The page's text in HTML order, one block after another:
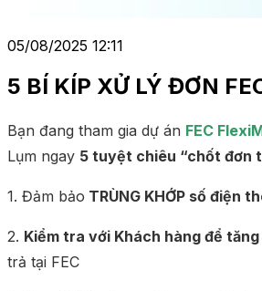
05/08/2025 12:11
5 BÍ KÍP XỬ LÝ ĐƠN
Bạn đang tham gia dự án FEC
Lụm ngay 5 tuyệt chiêu “chốt đơn
1. Đảm bảo TRÙNG KHỚP số điện
2. Kiểm tra với Khách hàng để
trả tại FEC